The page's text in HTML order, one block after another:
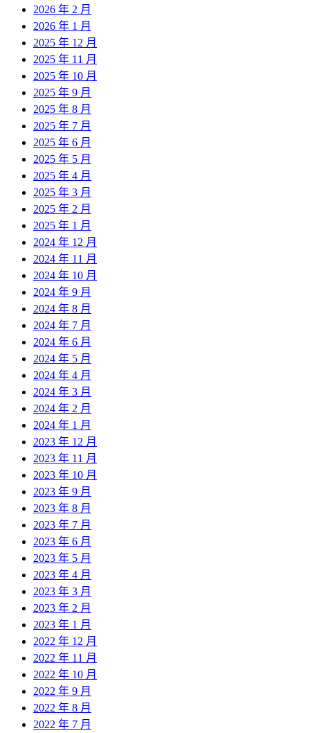
2026 年 2 月
2026 年 1 月
2025 年 12 月
2025 年 11 月
2025 年 10 月
2025 年 9 月
2025 年 8 月
2025 年 7 月
2025 年 6 月
2025 年 5 月
2025 年 4 月
2025 年 3 月
2025 年 2 月
2025 年 1 月
2024 年 12 月
2024 年 11 月
2024 年 10 月
2024 年 9 月
2024 年 8 月
2024 年 7 月
2024 年 6 月
2024 年 5 月
2024 年 4 月
2024 年 3 月
2024 年 2 月
2024 年 1 月
2023 年 12 月
2023 年 11 月
2023 年 10 月
2023 年 9 月
2023 年 8 月
2023 年 7 月
2023 年 6 月
2023 年 5 月
2023 年 4 月
2023 年 3 月
2023 年 2 月
2023 年 1 月
2022 年 12 月
2022 年 11 月
2022 年 10 月
2022 年 9 月
2022 年 8 月
2022 年 7 月